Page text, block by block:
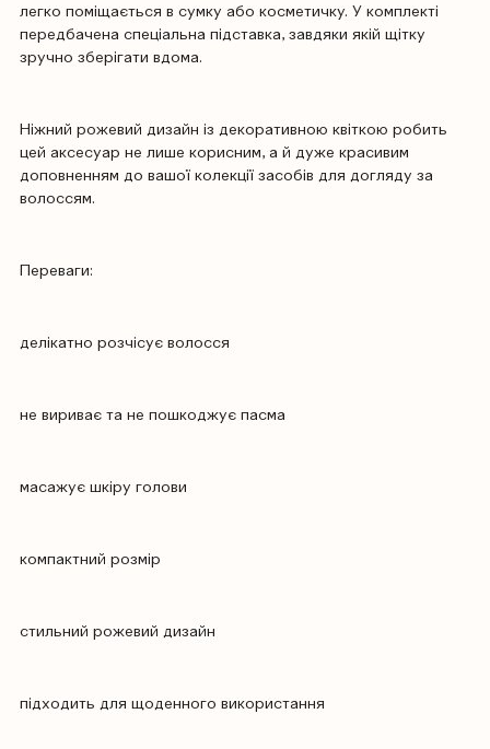
легко поміщається в сумку або косметичку. У комплекті
передбачена спеціальна підставка, завдяки якій щітку
зручно зберігати вдома.
Ніжний рожевий дизайн із декоративною квіткою робить
цей аксесуар не лише корисним, а й дуже красивим
доповненням до вашої колекції засобів для догляду за
волоссям.
Переваги:
делікатно розчісує волосся
не вириває та не пошкоджує пасма
масажує шкіру голови
компактний розмір
стильний рожевий дизайн
підходить для щоденного використання